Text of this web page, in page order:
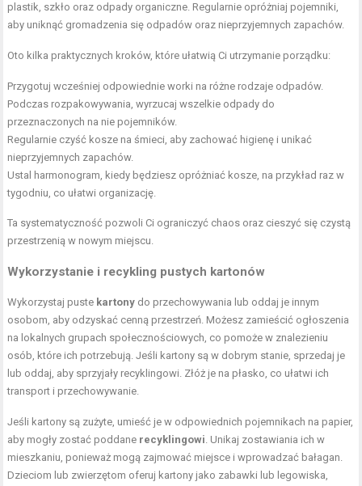
plastik, szkło oraz odpady organiczne. Regularnie opróżniaj pojemniki,
aby uniknąć gromadzenia się odpadów oraz nieprzyjemnych zapachów.
Oto kilka praktycznych kroków, które ułatwią Ci utrzymanie porządku:
Przygotuj wcześniej odpowiednie worki na różne rodzaje odpadów.
Podczas rozpakowywania, wyrzucaj wszelkie odpady do
przeznaczonych na nie pojemników.
Regularnie czyść kosze na śmieci, aby zachować higienę i unikać
nieprzyjemnych zapachów.
Ustal harmonogram, kiedy będziesz opróżniać kosze, na przykład raz w
tygodniu, co ułatwi organizację.
Ta systematyczność pozwoli Ci ograniczyć chaos oraz cieszyć się czystą
przestrzenią w nowym miejscu.
Wykorzystanie i recykling pustych kartonów
Wykorzystaj puste kartony do przechowywania lub oddaj je innym
osobom, aby odzyskać cenną przestrzeń. Możesz zamieścić ogłoszenia
na lokalnych grupach społecznościowych, co pomoże w znalezieniu
osób, które ich potrzebują. Jeśli kartony są w dobrym stanie, sprzedaj je
lub oddaj, aby sprzyjały recyklingowi. Złóż je na płasko, co ułatwi ich
transport i przechowywanie.
Jeśli kartony są zużyte, umieść je w odpowiednich pojemnikach na papier,
aby mogły zostać poddane recyklingowi. Unikaj zostawiania ich w
mieszkaniu, ponieważ mogą zajmować miejsce i wprowadzać bałagan.
Dzieciom lub zwierzętom oferuj kartony jako zabawki lub legowiska,